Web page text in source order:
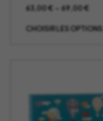
63,00€ 69,00€
prix :
CHOISIR LES OPTIONS